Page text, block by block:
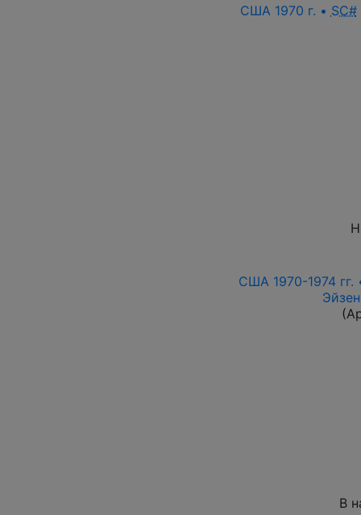
США 1970 г. • SC#
США 1970-1974 гг.
В